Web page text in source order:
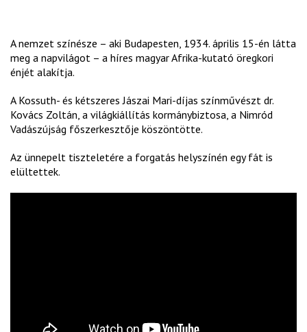
A nemzet színésze – aki Budapesten, 1934. április 15-én látta
meg a napvilágot – a híres magyar Afrika-kutató öregkori
énjét alakítja.
A Kossuth- és kétszeres Jászai Mari-díjas színművészt dr.
Kovács Zoltán, a világkiállítás kormánybiztosa, a Nimród
Vadászújság főszerkesztője köszöntötte.
Az ünnepelt tiszteletére a forgatás helyszínén egy fát is
elültettek.